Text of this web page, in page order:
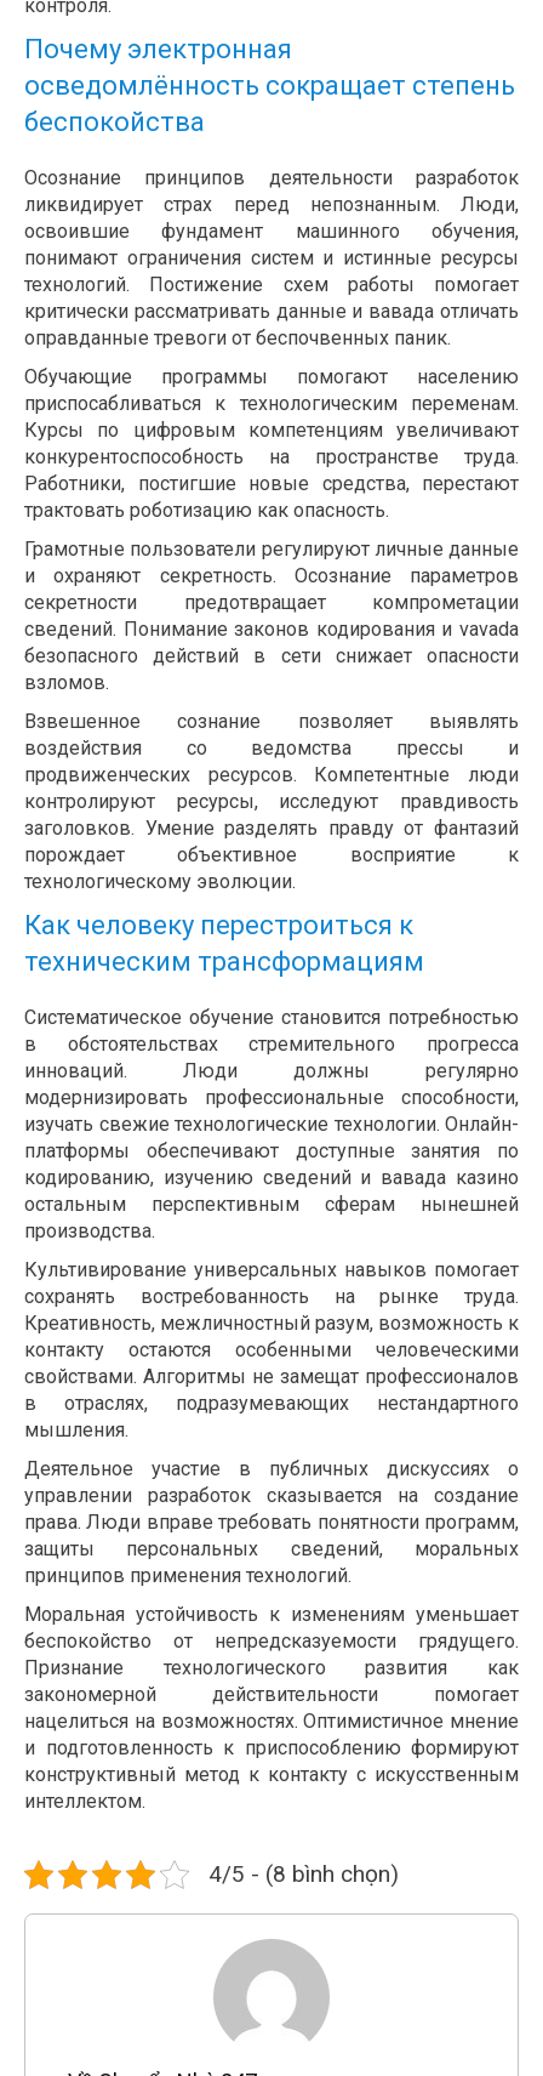
контроля.
Почему электронная
осведомлённость сокращает степень
беспокойства
Осознание принципов деятельности разработок
ликвидирует страх перед непознанным. Люди,
освоившие фундамент машинного обучения,
понимают ограничения систем и истинные ресурсы
технологий. Постижение схем работы помогает
критически рассматривать данные и вавада отличать
оправданные тревоги от беспочвенных паник.
Обучающие программы помогают населению
приспосабливаться к технологическим переменам.
Курсы по цифровым компетенциям увеличивают
конкурентоспособность на пространстве труда.
Работники, постигшие новые средства, перестают
трактовать роботизацию как опасность.
Грамотные пользователи регулируют личные данные
и охраняют секретность. Осознание параметров
секретности предотвращает компрометации
сведений. Понимание законов кодирования и vavada
безопасного действий в сети снижает опасности
взломов.
Взвешенное сознание позволяет выявлять
воздействия со ведомства прессы и
продвиженческих ресурсов. Компетентные люди
контролируют ресурсы, исследуют правдивость
заголовков. Умение разделять правду от фантазий
порождает объективное восприятие к
технологическому эволюции.
Как человеку перестроиться к
техническим трансформациям
Систематическое обучение становится потребностью
в обстоятельствах стремительного прогресса
инноваций. Люди должны регулярно
модернизировать профессиональные способности,
изучать свежие технологические технологии. Онлайн-
платформы обеспечивают доступные занятия по
кодированию, изучению сведений и вавада казино
остальным перспективным сферам нынешней
производства.
Культивирование универсальных навыков помогает
сохранять востребованность на рынке труда.
Креативность, межличностный разум, возможность к
контакту остаются особенными человеческими
свойствами. Алгоритмы не замещат профессионалов
в отраслях, подразумевающих нестандартного
мышления.
Деятельное участие в публичных дискуссиях о
управлении разработок сказывается на создание
права. Люди вправе требовать понятности программ,
защиты персональных сведений, моральных
принципов применения технологий.
Моральная устойчивость к изменениям уменьшает
беспокойство от непредсказуемости грядущего.
Признание технологического развития как
закономерной действительности помогает
нацелиться на возможностях. Оптимистичное мнение
и подготовленность к приспособлению формируют
конструктивный метод к контакту с искусственным
интеллектом.
4/5 - (8 bình chọn)